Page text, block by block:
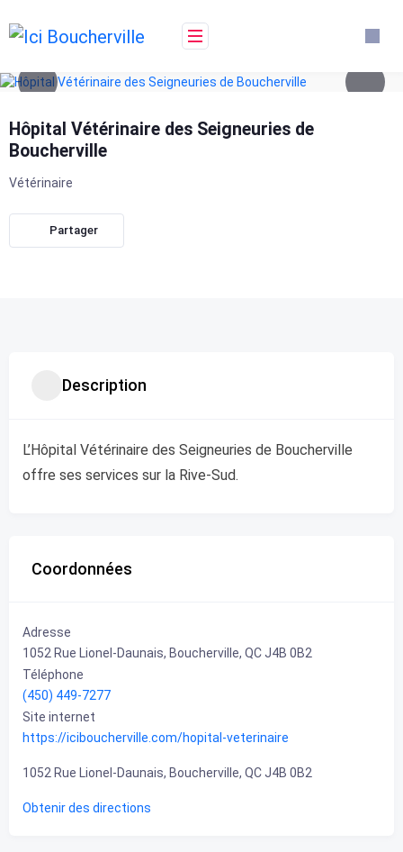
to
content
Hôpital Vétérinaire des Seigneuries de
Boucherville
Vétérinaire
Partager
Description
L’Hôpital Vétérinaire des Seigneuries de Boucherville
offre ses services sur la Rive-Sud.
Coordonnées
Adresse
1052 Rue Lionel-Daunais, Boucherville, QC J4B 0B2
Téléphone
(450) 449-7277
Site internet
https://iciboucherville.com/hopital-veterinaire
1052 Rue Lionel-Daunais, Boucherville, QC J4B 0B2
Obtenir des directions